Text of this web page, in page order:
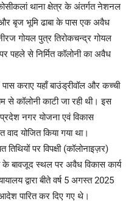
थाना क्षेत्र के अंतर्गत नेशनल
बृज भूमि ढाबा के पास एक अवैध
गोयल पुत्र तिरोकचन्द्र गोयल
पहले से निर्मित कॉलोनी का अवैध
कराए यहाँ बाउंड्रीवॉल और कच्ची
से कॉलोनी काटी जा रही थी। इस
नगर योजना एवं विकास
योजित किया गया था।
पर विपक्षी (कॉलोनाइज़र)
बावजूद स्थल पर अवैध विकास कार्य
द्वारा बीते वर्ष 5 अगस्त 2025
पारित कर दिए गए थे।